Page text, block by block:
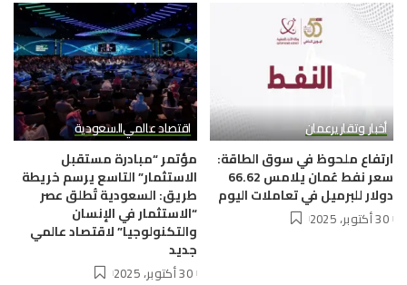
أخبار وتقاريرعمان
ارتفاع ملحوظ في سوق الطاقة:
سعر نفط عُمان يلامس 66.62
دولار للبرميل في تعاملات اليوم
30 أكتوبر، 2025
اقتصاد عالميالسعودية
مؤتمر “مبادرة مستقبل
الاستثمار” التاسع يرسم خريطة
طريق: السعودية تُطلق عصر
“الاستثمار في الإنسان
والتكنولوجيا” لاقتصاد عالمي
جديد
30 أكتوبر، 2025